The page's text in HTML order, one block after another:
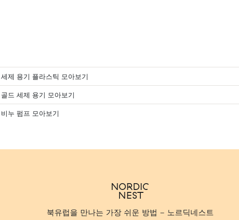
세제 용기 플라스틱 모아보기
골드 세제 용기 모아보기
비누 펌프 모아보기
북유럽을 만나는 가장 쉬운 방법 - 노르딕네스트